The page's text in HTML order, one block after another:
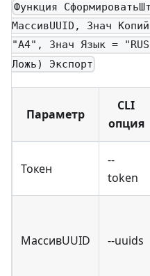
Функция
МассивUUID, Знач
"A4", Знач Язык =
Ложь) Экспорт
Параметр
CLI
опция
Токен
--
token
МассивUUID --uuids